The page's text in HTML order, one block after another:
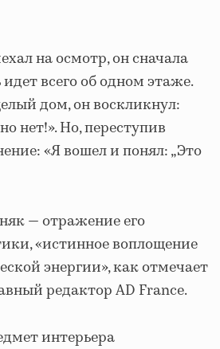
на осмотр, он сначала
всего об одном этаже.
дом, он воскликнул:
нет!». Но, переступив
«Я вошел и понял: „Это
— отражение его
«истинное воплощение
энергии», как отмечает
редактор AD France.
интерьера